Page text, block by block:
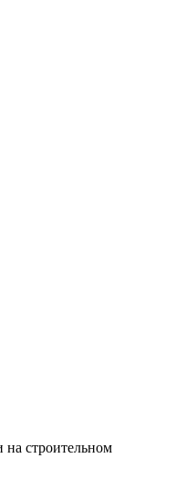
строительном